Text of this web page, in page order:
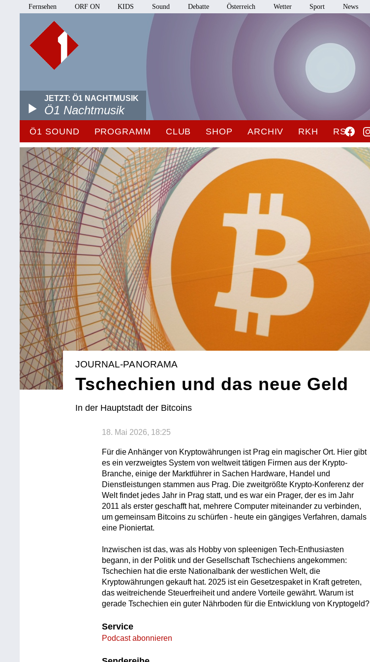
Fernsehen ORF ON KIDS Sound Debatte Österreich Wetter Sport News
JETZT: Ö1 NACHTMUSIK
Ö1 Nachtmusik
Ö1 SOUND PROGRAMM CLUB SHOP ARCHIV RKH RSO
JOURNAL-PANORAMA
Tschechien und das neue Geld
In der Hauptstadt der Bitcoins
18. Mai 2026, 18:25
Für die Anhänger von Kryptowährungen ist Prag ein magischer Ort. Hier gibt
es ein verzweigtes System von weltweit tätigen Firmen aus der Krypto-
Branche, einige der Marktführer in Sachen Hardware, Handel und
Dienstleistungen stammen aus Prag. Die zweitgrößte Krypto-Konferenz der
Welt findet jedes Jahr in Prag statt, und es war ein Prager, der es im Jahr
2011 als erster geschafft hat, mehrere Computer miteinander zu verbinden,
um gemeinsam Bitcoins zu schürfen - heute ein gängiges Verfahren, damals
eine Pioniertat.
Inzwischen ist das, was als Hobby von spleenigen Tech-Enthusiasten
begann, in der Politik und der Gesellschaft Tschechiens angekommen:
Tschechien hat die erste Nationalbank der westlichen Welt, die
Kryptowährungen gekauft hat. 2025 ist ein Gesetzespaket in Kraft getreten,
das weitreichende Steuerfreiheit und andere Vorteile gewährt. Warum ist
gerade Tschechien ein guter Nährboden für die Entwicklung von Kryptogeld?
Service
Podcast abonnieren